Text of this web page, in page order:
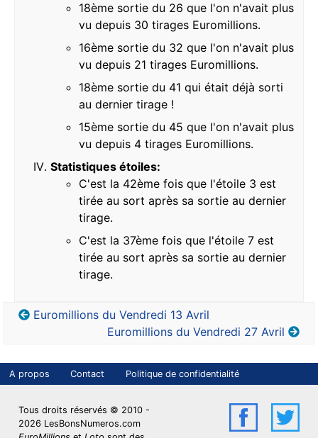
18ème sortie du 26 que l'on n'avait plus
vu depuis 30 tirages Euromillions.
16ème sortie du 32 que l'on n'avait plus
vu depuis 21 tirages Euromillions.
18ème sortie du 41 qui était déjà sorti
au dernier tirage !
15ème sortie du 45 que l'on n'avait plus
vu depuis 4 tirages Euromillions.
Statistiques étoiles:
C'est la 42ème fois que l'étoile 3 est
tirée au sort après sa sortie au dernier
tirage.
C'est la 37ème fois que l'étoile 7 est
tirée au sort après sa sortie au dernier
tirage.
Euromillions du Vendredi 13 Avril
Euromillions du Vendredi 27 Avril
A propos Contact Politique de confidentialité
Tous droits réservés © 2010 -
2026 LesBonsNumeros.com
LBN sur